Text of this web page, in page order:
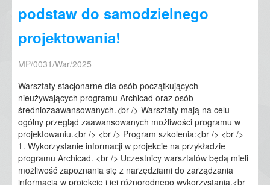
podstaw do samodzielnego
projektowania!
MP/0031/War/2025
Warsztaty stacjonarne dla osób początkujących
nieużywających programu Archicad oraz osób
średniozaawansowanych.<br /> Warsztaty mają na celu
ogólny przegląd zaawansowanych możliwości programu w
projektowaniu.<br /> <br /> Program szkolenia:<br /> <br />
1. Wykorzystanie informacji w projekcie na przykładzie
programu Archicad. <br /> Uczestnicy warsztatów będą mieli
możliwość zapoznania się z narzędziami do zarządzania
informacją w projekcie i jej różnorodnego wykorzystania.<br